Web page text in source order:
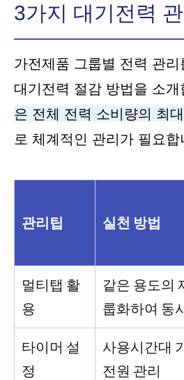
3가지 대기전력
가전제품 그룹별 전력 관리
대기전력 절감 방법을 소개
은 전체 전력 소비량의 최
로 체계적인 관리가 필요합
관리팁 실천 방법
멀티탭 활
용
같은 용도의
룹화하여 동
타이머 설
정
사용시간대
전원 관리